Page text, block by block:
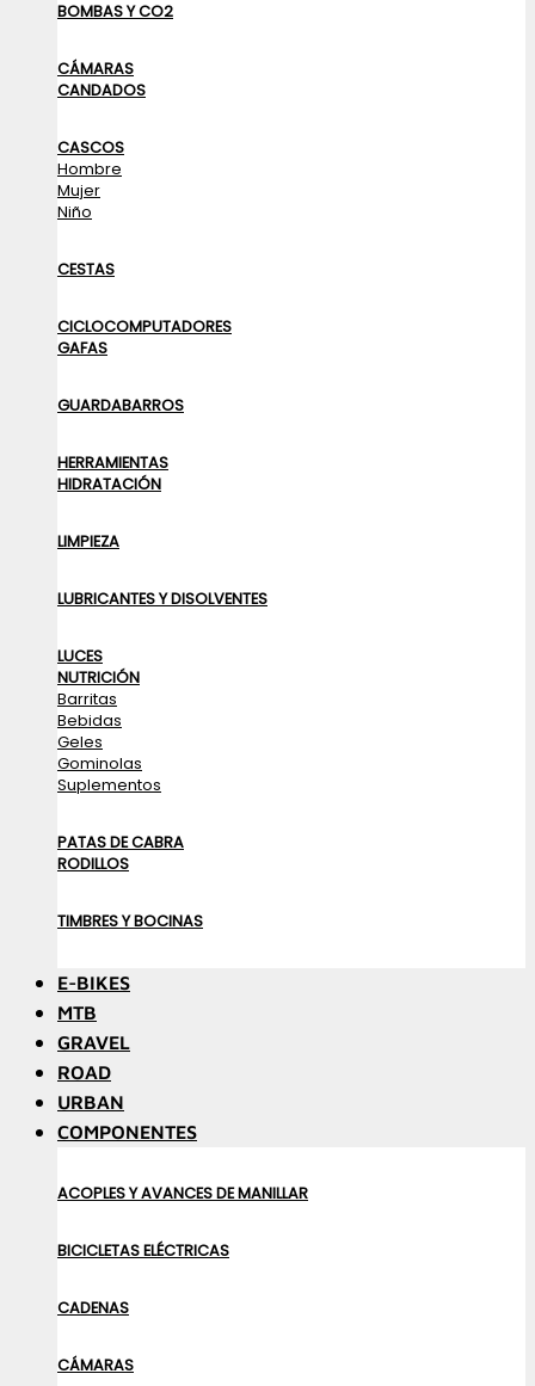
BOMBAS Y CO2
CÁMARAS
CANDADOS
CASCOS
Hombre
Mujer
Niño
CESTAS
CICLOCOMPUTADORES
GAFAS
GUARDABARROS
HERRAMIENTAS
HIDRATACIÓN
LIMPIEZA
LUBRICANTES Y DISOLVENTES
LUCES
NUTRICIÓN
Barritas
Bebidas
Geles
Gominolas
Suplementos
PATAS DE CABRA
RODILLOS
TIMBRES Y BOCINAS
E-BIKES
MTB
GRAVEL
ROAD
URBAN
COMPONENTES
ACOPLES Y AVANCES DE MANILLAR
BICICLETAS ELÉCTRICAS
CADENAS
CÁMARAS